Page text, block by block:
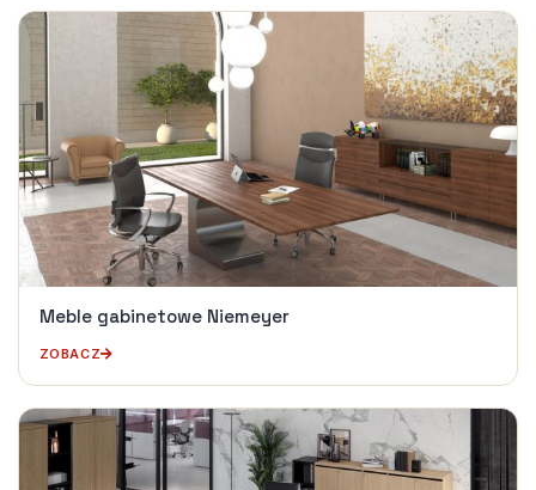
Meble gabinetowe Niemeyer
ZOBACZ